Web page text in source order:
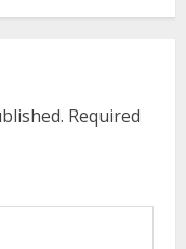
Required